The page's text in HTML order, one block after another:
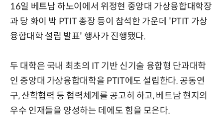
16일 베트남 하노이에서 위정현 중앙대 가상융합대학장
과 당 화이 박 PTIT 총장 등이 참석한 가운데 'PTIT 가상
융합대학 설립 발표' 행사가 진행됐다.
두 대학은 국내 최초의 IT 기반 신기술 융합형 단과대학
인 중앙대 가상융합대학을 PTIT에도 설립한다. 공동연
구, 산학협력 등 협력체계를 공고히 하고, 베트남 현지의
우수 인재들을 양성하는 데에도 힘을 모은다.